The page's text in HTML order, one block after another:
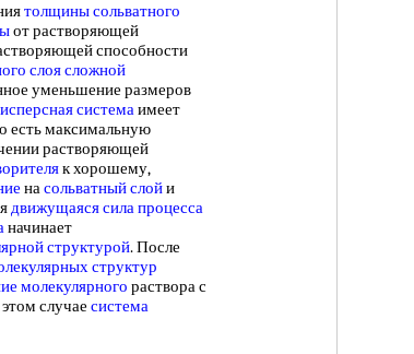
толщины сольватного
от растворяющей
способности
слоя сложной
уменьшение размеров
системаимеет
есть максимальную
растворяющей
к хорошему,
насольватный слойи
движущаяся сила процесса
начинает
структурой. После
структур
молекулярного раствора с
случае система